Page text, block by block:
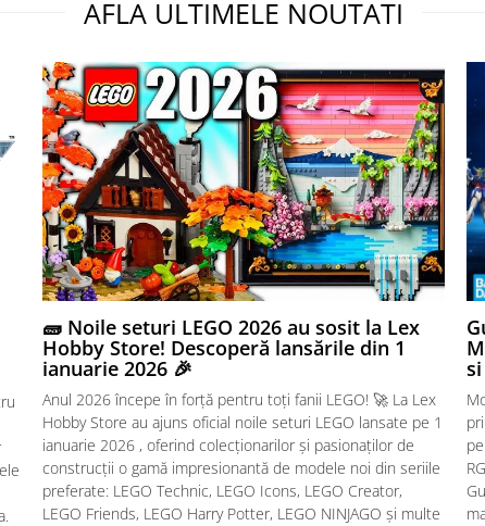
AFLA ULTIMELE NOUTATI
🧱 Noile seturi LEGO 2026 au sosit la Lex
Hobby Store! Descoperă lansările din 1
ianuarie 2026 🎉
Anul 2026 începe în forță pentru toți fanii LEGO! 🚀 La Lex
Hobby Store au ajuns oficial noile seturi LEGO lansate pe 1
ianuarie 2026 , oferind colecționarilor și pasionaților de
construcții o gamă impresionantă de modele noi din seriile
preferate: LEGO Technic, LEGO Icons, LEGO Creator,
LEGO Friends, LEGO Harry Potter, LEGO NINJAGO și multe